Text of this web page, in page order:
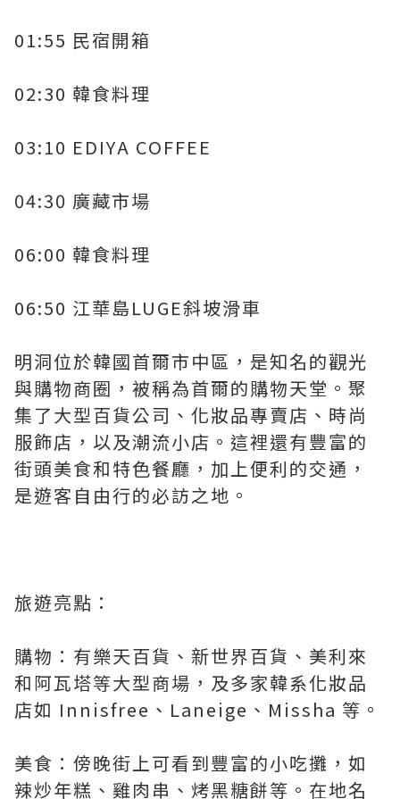
01:55 民宿開箱
02:30 韓食料理
03:10 EDIYA COFFEE
04:30 廣藏市場
06:00 韓食料理
06:50 江華島LUGE斜坡滑車
明洞位於韓國首爾市中區，是知名的觀光
與購物商圈，被稱為首爾的購物天堂。聚
集了大型百貨公司、化妝品專賣店、時尚
服飾店，以及潮流小店。這裡還有豐富的
街頭美食和特色餐廳，加上便利的交通，
是遊客自由行的必訪之地。
旅遊亮點：
購物：有樂天百貨、新世界百貨、美利來
和阿瓦塔等大型商場，及多家韓系化妝品
店如 Innisfree、Laneige、Missha 等。
美食：傍晚街上可看到豐富的小吃攤，如
辣炒年糕、雞肉串、烤黑糖餅等。在地名